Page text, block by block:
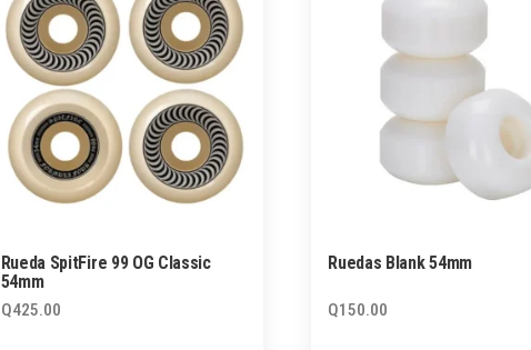
Rueda SpitFire 99 OG Classic
54mm
Q425.00
Ruedas Blank 54mm
Q150.00